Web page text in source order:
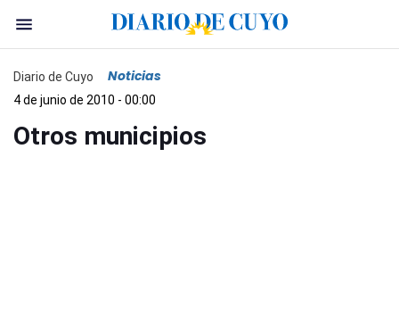
Diario de Cuyo Noticias
4 de junio de 2010 - 00:00
Otros municipios